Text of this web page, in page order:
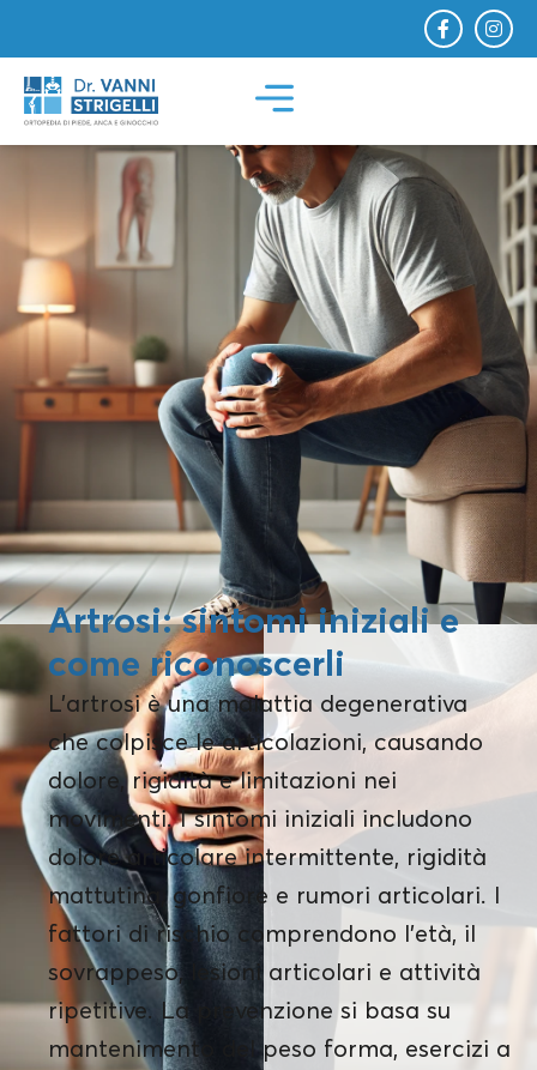
Artrosi: sintomi iniziali e
come riconoscerli
L'artrosi è una malattia degenerativa
che colpisce le articolazioni, causando
dolore, rigidità e limitazioni nei
movimenti. I sintomi iniziali includono
dolore articolare intermittente, rigidità
mattutina, gonfiore e rumori articolari. I
fattori di rischio comprendono l'età, il
sovrappeso, lesioni articolari e attività
ripetitive. La prevenzione si basa su
mantenimento del peso forma, esercizi a